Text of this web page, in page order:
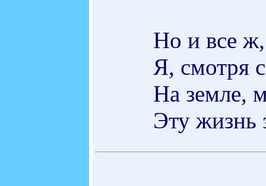
Но и все
Я, смотря
На земле,
Эту жизнь